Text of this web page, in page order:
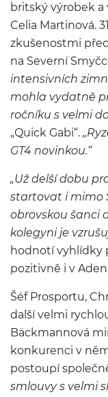
britský výrobek a
Celia Martinová.
zkušenostmi
na Severní
intensivních
mohla vydatně
ročníku s velmi
„Quick Gabi“.
GT4 novinkou.“
„Už delší dobu
startovat i mimo
obrovskou šanci
kolegyni je
hodnotí vyhlídky
pozitivně i v
Šéf Prosportu,
další velmi
Bäckmannová
konkurenci v
postoupí
smlouvy s velmi